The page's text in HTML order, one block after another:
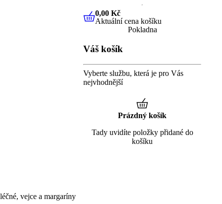
vejce a margaríny
0,00 KčAktuální cena košíku
0,00 Kč
Aktuální cena košíku
Pokladna
Váš košík
Vyberte službu, která je pro Vás
nejvhodnější
Prázdný košík
Tady uvidíte položky přidané do
košíku